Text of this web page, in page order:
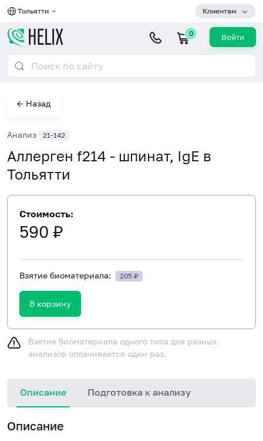
Тольятти Клиентам
0 Войти
← Назад
Анализ 21-142
Аллерген f214 - шпинат, IgE в
Тольятти
Стоимость:
590 ₽
Взятие биоматериала: 205 ₽
В корзину
Взятие биоматериала одного типа для разных
анализов оплачивается один раз.
Описание Подготовка к анализу
Описание